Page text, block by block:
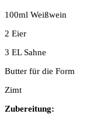
100ml Weißwein
2 Eier
3 EL Sahne
Butter für die Form
Zimt
Zubereitung: